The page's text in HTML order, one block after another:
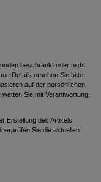
beschränkt oder nicht
Details ersehen Sie bitte
auf der persönlichen
Sie mit Verantwortung.
Erstellung des Artikels
Sie die aktuellen